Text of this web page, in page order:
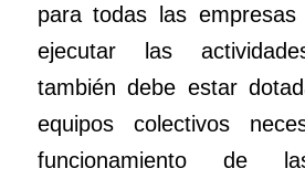
para todas las empresas
ejecutar las
también debe estar
equipos colectivos
funcionamiento de